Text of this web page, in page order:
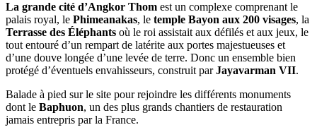
La grande cité d’Angkor Thom est un complexe comprenant le
palais royal, le Phimeanakas, le temple Bayon aux 200 visages, la
Terrasse des Éléphants où le roi assistait aux défilés et aux jeux, le
tout entouré d’un rempart de latérite aux portes majestueuses et
d’une douve longée d’une levée de terre. Donc un ensemble bien
protégé d’éventuels envahisseurs, construit parJayavarman VII.
Balade à pied sur le site pour rejoindre les différents monuments
dont le Baphuon, un des plus grands chantiers de restauration
jamais entrepris par la France.